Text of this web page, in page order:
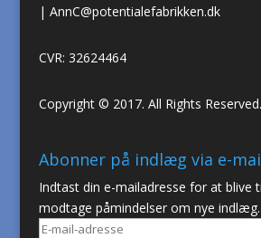
| AnnC@potentialefabrikken.dk
CVR: 32624464
Copyright © 2017. All Rights Reserved.
Abonner på indlæg via e-
Indtast din e-mailadresse for at blive
modtage påmindelser om nye indlæg.
E-